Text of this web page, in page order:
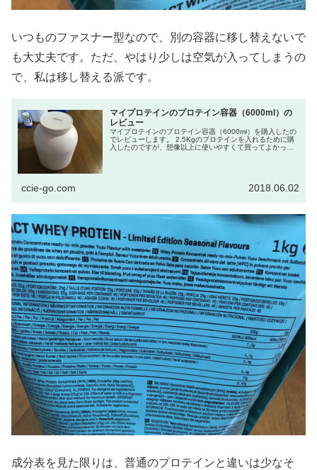
いつものファスナー型なので、別の容器に移し替えないで
も大丈夫です。ただ、やはり少しは空気が入ってしまうの
で、私は移し替える派です。
マイプロテインのプロテイン容器（6000ml）の
レビュー
マイプロテインのプロテイン容器（6000ml）を購入したの
でレビューします。 2.5Kgのプロテインを入れるために購
入したのですが、想像以上に使いやすくて買ってよかった
ccie-go.com 2018.06.02
成分表を見た限りは、普通のプロテインと違いは少なそ